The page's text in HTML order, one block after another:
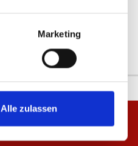
Marketing
Alle zulassen